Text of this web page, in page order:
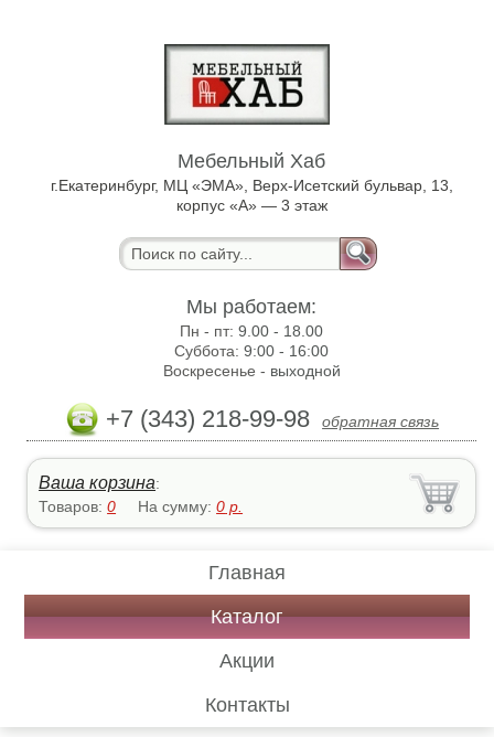
Мебельный Хаб
г.Екатеринбург, МЦ «ЭМА», Верх-Исетский бульвар, 13,
корпус «А» — 3 этаж
Мы работаем:
Пн - пт:9.00 - 18.00
Суббота:9:00 - 16:00
Воскресенье - выходной
+7 (343) 218-99-98 обратная связь
Ваша корзина:
Товаров:0 На сумму:0 р.
Главная
Каталог
Акции
Контакты